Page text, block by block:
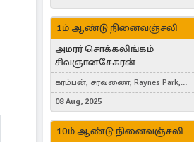
1ம் ஆண்டு நினைவஞ்சலி
அமரர் சொக்கலிங்கம்
சிவஞானசேகரன்
கரம்பன், சரவணை, Raynes Park,
London, United Kingdom
08 Aug, 2025
10ம் ஆண்டு நினைவஞ்சலி